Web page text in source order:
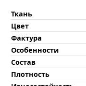
Ткань
Цвет
Фактура
Особенности
Состав
Плотность